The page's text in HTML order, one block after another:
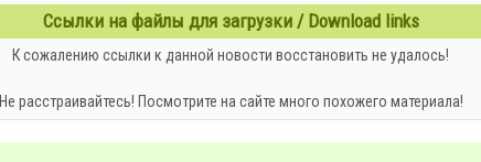
Ссылки на файлы для загрузки / Download links
К сожалению ссылки к данной новости восстановить не удалось!
Не расстраивайтесь! Посмотрите на сайте много похожего материала!